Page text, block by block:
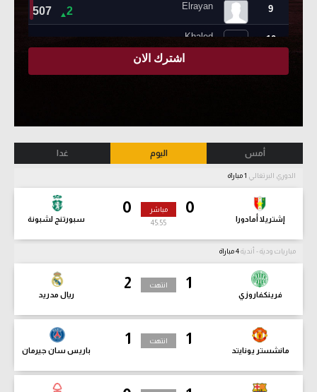
أمس اليوم غدا
الدوري البرتغالي
0
إشتريلا أمادورا
0
سبورتنج لشبونة
مباشر
45:56
مباريات ودية - أندية
1
فرينكفاروزي
2
ريال مدريد
انتهت
1
مانشستر يونايتد
1
باريس سان جيرمان
انتهت